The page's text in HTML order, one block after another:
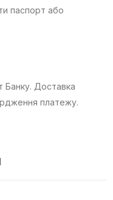
паспорт або
Банку. Доставка
платежу.